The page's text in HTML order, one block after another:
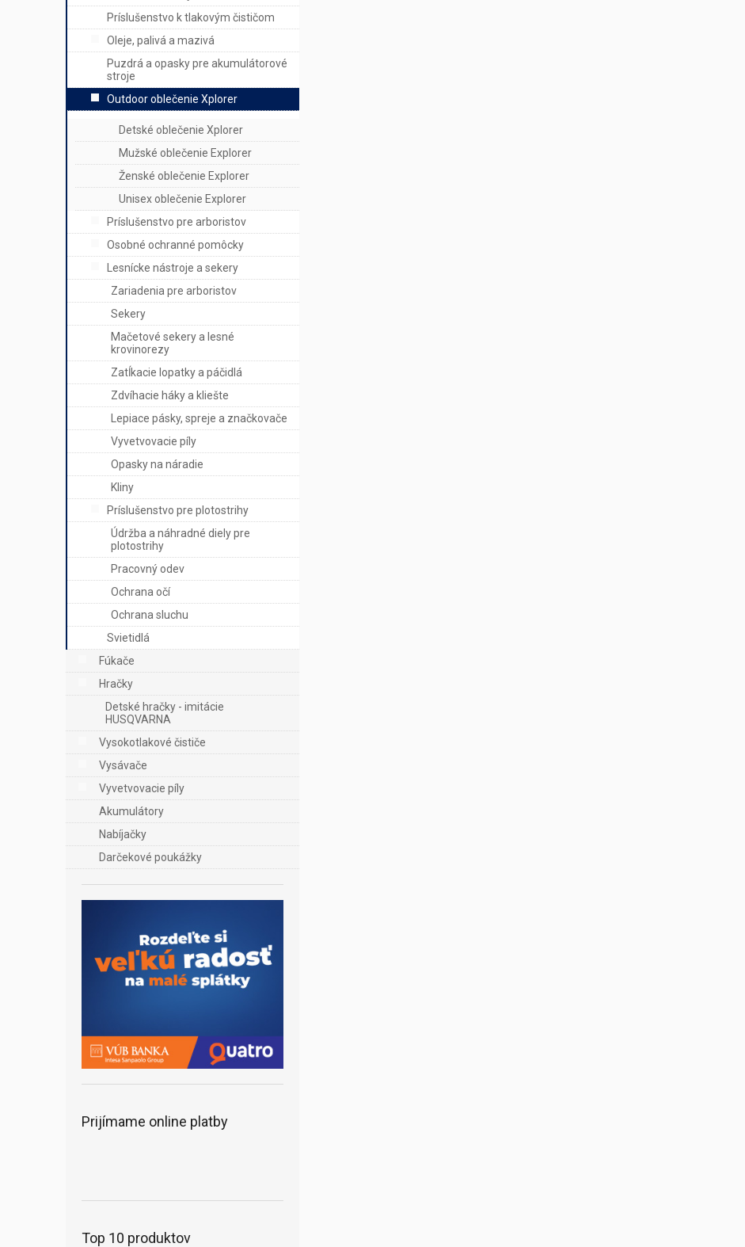
Príslušenstvo k tlakovým čističom
Oleje, palivá a mazivá
Puzdrá a opasky pre akumulátorové
stroje
Outdoor oblečenie Xplorer
Detské oblečenie Xplorer
Mužské oblečenie Explorer
Ženské oblečenie Explorer
Unisex oblečenie Explorer
Príslušenstvo pre arboristov
Osobné ochranné pomôcky
Lesnícke nástroje a sekery
Zariadenia pre arboristov
Sekery
Mačetové sekery a lesné
krovinorezy
Zatĺkacie lopatky a páčidlá
Zdvíhacie háky a kliešte
Lepiace pásky, spreje a značkovače
Vyvetvovacie píly
Opasky na náradie
Kliny
Príslušenstvo pre plotostrihy
Údržba a náhradné diely pre
plotostrihy
Pracovný odev
Ochrana očí
Ochrana sluchu
Svietidlá
Fúkače
Hračky
Detské hračky - imitácie
HUSQVARNA
Vysokotlakové čističe
Vysávače
Vyvetvovacie píly
Akumulátory
Nabíjačky
Darčekové poukážky
Prijímame online platby
Top 10 produktov